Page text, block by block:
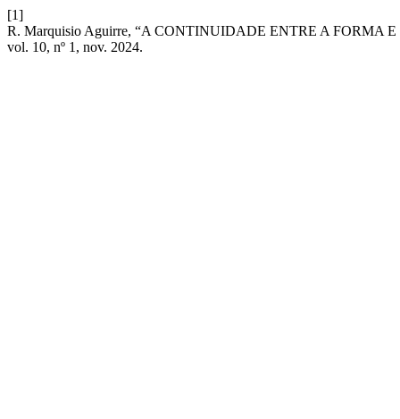
[1]
R. Marquisio Aguirre, “A CONTINUIDADE ENTRE A FORMA
vol. 10, nº 1, nov. 2024.